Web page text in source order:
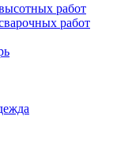
работ
работ